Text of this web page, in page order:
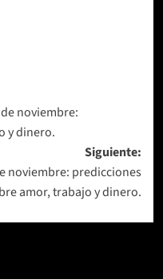
noviembre:
y dinero.
Siguiente:
noviembre: predicciones
amor, trabajo y dinero.